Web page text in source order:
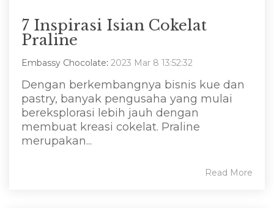
7 Inspirasi Isian Cokelat
Praline
Embassy Chocolate: 2023 Mar 8 13:52:32
Dengan berkembangnya bisnis kue dan
pastry, banyak pengusaha yang mulai
bereksplorasi lebih jauh dengan
membuat kreasi cokelat. Praline
merupakan...
Read More